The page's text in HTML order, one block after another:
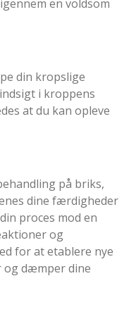
en voldsom
din kropslige
i kroppens
at du kan opleve
på briks,
dine færdigheder
proces mod en
og
for at etablere nye
og dæmper dine